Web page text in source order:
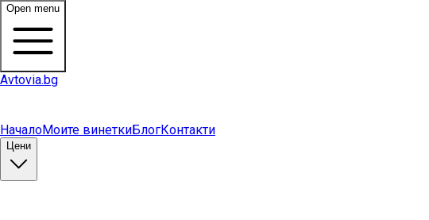
Open menu
Avtovia.bg
НачалоМоите винеткиБлогКонтакти
Цени